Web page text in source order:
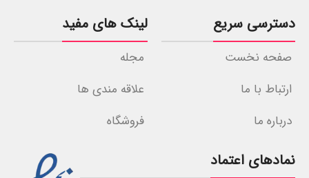
دسترسی سریع
صفحه نخست
ارتباط با ما
درباره ما
لینک های مفید
مجله
علاقه مندی ها
فروشگاه
نمادهای اعتماد